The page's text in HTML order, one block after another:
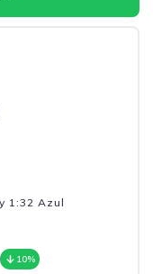
1:32 Azul
10%